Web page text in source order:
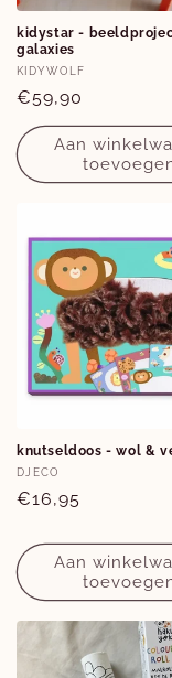
kidystar -
galaxies
Verkoper:
KIDYWOLF
Normale
prijs
€59,90
Aan
knutseldoos - wol &
Verkoper:
DJECO
Normale
€16,95
Aan